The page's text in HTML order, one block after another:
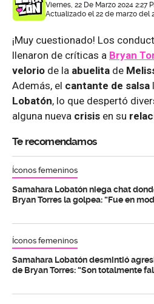
Viernes, 22 De Marzo 2024 2:27
Actualizado el 22 de marzo del
¡Muy cuestionado! Los
llenaron de críticas a Bryan
velorio de la abuelita de
Además, el cantante de salsa
Lobatón, lo que despertó
alguna nueva crisis en su
Te recomendamos
Íconos femeninos
Samahara Lobatón niega chat
Bryan Torres la golpea: “Fue en
Íconos femeninos
Samahara Lobatón desmintió
de Bryan Torres: “Son totalmente